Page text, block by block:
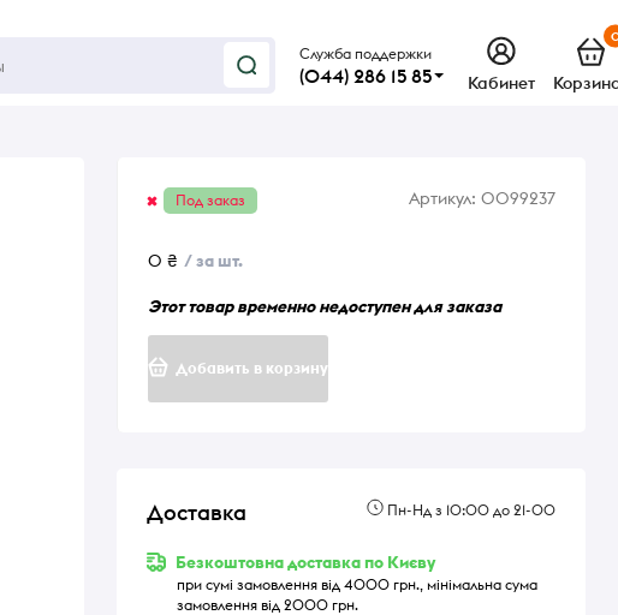
Служба поддержки
(044) 286 15 85 Кабинет
Под заказ Артикул: 0099237
0 ₴ / за шт.
Этот товар временно недоступен для заказа
Добавить в корзину
Доставка Пн-Нд з 10:00 до 21-00
Безкоштовна доставка по Києву
при сумі замовлення від 4000 грн., мінімальна сума
замовлення від 2000 грн.